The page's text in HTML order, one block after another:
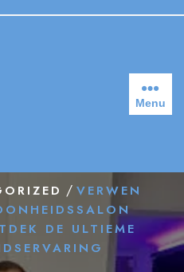
Menu
/ VERWEN
DE ULTIEME